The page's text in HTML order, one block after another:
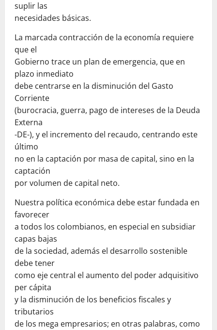
suplir las
necesidades básicas.
La marcada contracción de la economía requiere
que el
Gobierno trace un plan de emergencia, que en
plazo inmediato
debe centrarse en la disminución del Gasto
Corriente
(burocracia, guerra, pago de intereses de la Deuda
Externa
-DE-), y el incremento del recaudo, centrando este
último
no en la captación por masa de capital, sino en la
captación
por volumen de capital neto.
Nuestra política económica debe estar fundada en
favorecer
a todos los colombianos, en especial en subsidiar
capas bajas
de la sociedad, además el desarrollo sostenible
debe tener
como eje central el aumento del poder adquisitivo
per cápita
y la disminución de los beneficios fiscales y
tributarios
de los mega empresarios; en otras palabras, como